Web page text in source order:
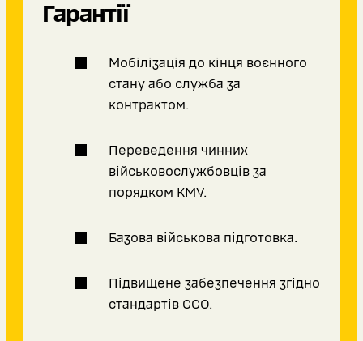
Гарантії
Мобілізація до кінця воєнного
стану або служба за
контрактом.
Переведення чинних
військовослужбовців за
порядком КМУ.
Базова військова підготовка.
Підвищене забезпечення згідно
стандартів ССО.